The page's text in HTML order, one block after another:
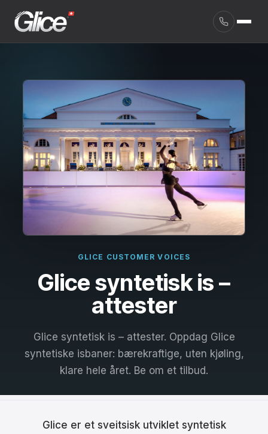
English
Français
Italiano
Español
GLICE CUSTOMER VOICES
Glice syntetisk is –
attester
Glice syntetisk is – attester. Oppdag Glice
syntetiske isbaner: bærekraftige, uten kjøling,
klare hele året. Be om et tilbud.
Glice er et sveitsisk utviklet syntetisk